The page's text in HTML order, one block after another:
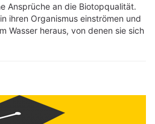
Ansprüche an die Biotopqualität.
ihren Organismus einströmen und
Wasser heraus, von denen sie sich